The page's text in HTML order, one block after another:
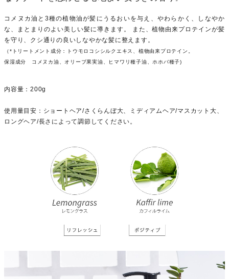
コメヌカ油と3種の植物油が髪にうるおいを与え、やわらかく、しなやか
な、まとまりのよい美しい髪に導きます。 また、植物由来プロテインが髪
を守り、クシ通りの良いしなやかな髪に整えます。
（*トリートメント成分：トウモロコシシルクエキス、植物由来プロテイン。
保湿成分 コメヌカ油、オリーブ果実油、ヒマワリ種子油、ホホバ種子)
内容量：200g
使用量目安：ショートヘア/さくらんぼ大、ミディアムヘア/マスカット大、
ロングヘア/長さによって調節してください。